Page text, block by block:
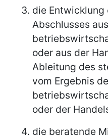
die Entwicklung
Abschlusses
oder aus der
Ableitung des
vom Ergebnis
oder der
die beratende